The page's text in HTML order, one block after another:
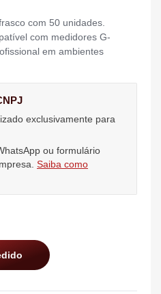
com 50 unidades.
com medidores G-
em ambientes
exclusivamente para
ou formulário
Saiba como